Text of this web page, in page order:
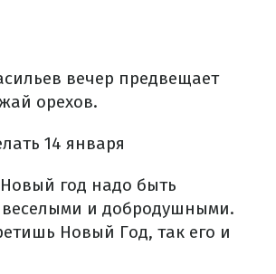
вечер предвещает
орехов.
14 января
год надо быть
и добродушными.
Новый Год, так его и